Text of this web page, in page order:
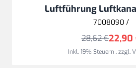
Luftführung
7008090 /
22,90
28,62 €
Inkl. 19% Steuern,zzgl.